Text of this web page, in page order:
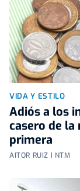
VIDA Y ESTILO
Adiós a los
casero de la
primera
AITOR RUIZ | NTM